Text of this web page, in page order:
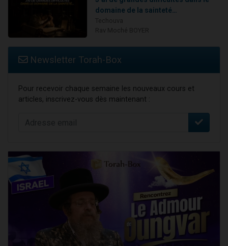
domaine de la sainteté…
Newsletter Torah-Box
Pour recevoir chaque semaine les nouveaux cours et
articles, inscrivez-vous dès maintenant :